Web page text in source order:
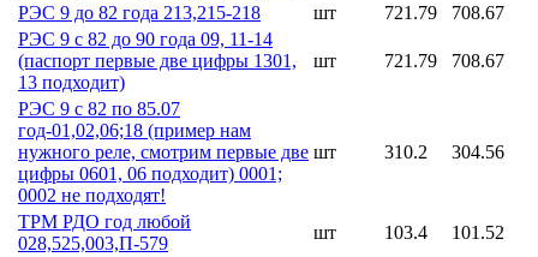
РЭС 9 до 82 года 213,215-218
шт 721.79
708.67
РЭС 9 с 82 до 90 года 09, 11-14
(паспорт первые две цифры 1301,
13 подходит)
шт 721.79 708.67
РЭС 9 с 82 по 85.07
год-01,02,06;18 (пример нам
нужного реле, смотрим первые две
цифры 0601, 06 подходит) 0001;
0002 не подходят!
шт 310.2 304.56
ТРМ РДО год любой
028,525,003,П-579
шт 103.4
101.52